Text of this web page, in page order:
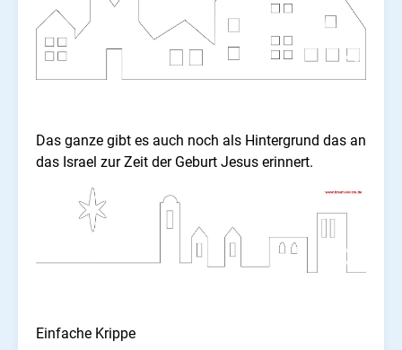
Das ganze gibt es auch noch als Hintergrund das an
das Israel zur Zeit der Geburt Jesus erinnert.
Einfache Krippe